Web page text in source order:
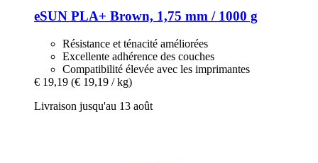
eSUN PLA+ Brown, 1,75 mm / 1000 g
Résistance et ténacité améliorées
Excellente adhérence des couches
Compatibilité élevée avec les imprimantes
€ 19,19 (€ 19,19 / kg)
Livraison jusqu'au 13 août